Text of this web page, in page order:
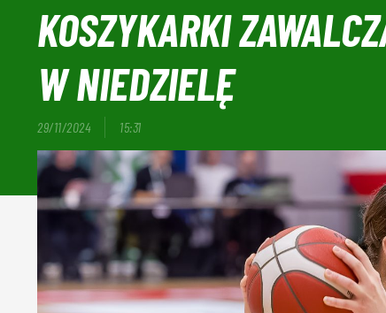
KOSZYKARKI
W NIEDZIELĘ
29/11/2024 15:31